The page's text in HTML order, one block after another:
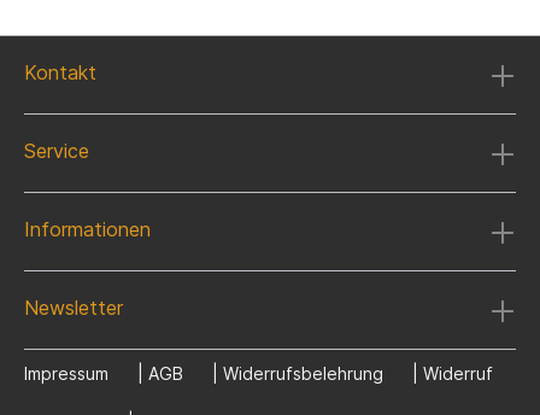
Kontakt
Service
Informationen
Newsletter
Impressum AGB Widerrufsbelehrung Widerruf